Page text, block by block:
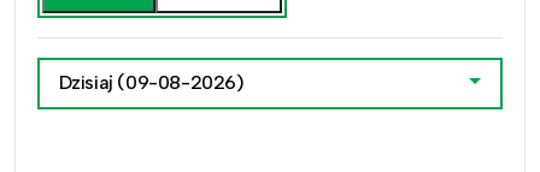
Dzisiaj (09-08-2026)